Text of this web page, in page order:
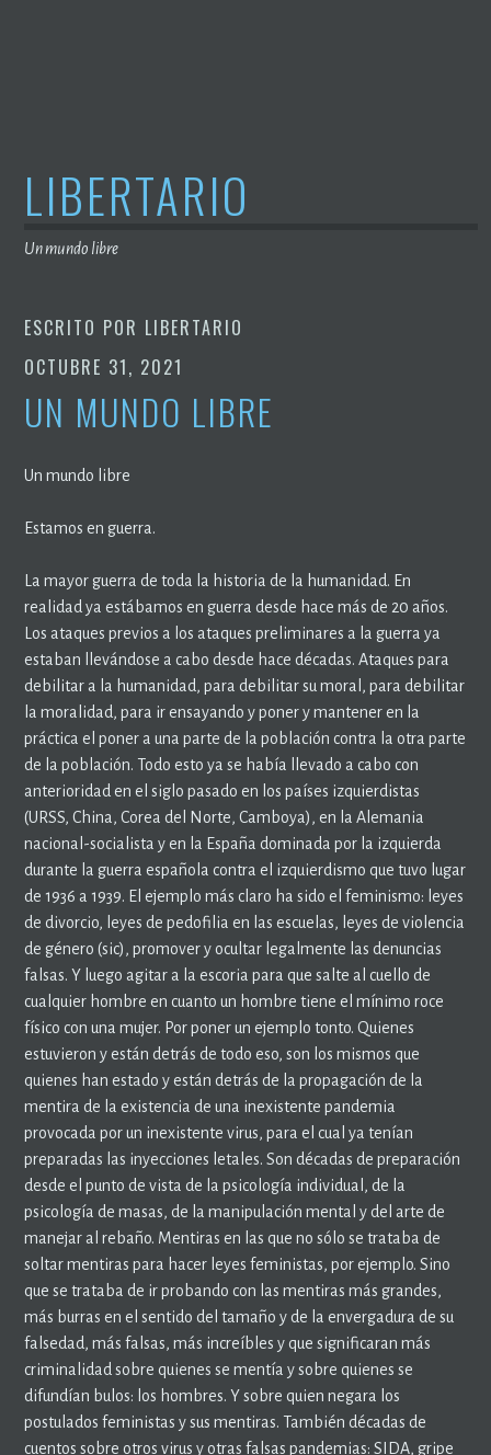
LIBERTARIO
Un mundo libre
ESCRITO POR LIBERTARIO
OCTUBRE 31, 2021
UN MUNDO LIBRE
Un mundo libre
Estamos en guerra.
La mayor guerra de toda la historia de la humanidad. En
realidad ya estábamos en guerra desde hace más de 20 años.
Los ataques previos a los ataques preliminares a la guerra ya
estaban llevándose a cabo desde hace décadas. Ataques para
debilitar a la humanidad, para debilitar su moral, para debilitar
la moralidad, para ir ensayando y poner y mantener en la
práctica el poner a una parte de la población contra la otra parte
de la población. Todo esto ya se había llevado a cabo con
anterioridad en el siglo pasado en los países izquierdistas
(URSS, China, Corea del Norte, Camboya), en la Alemania
nacional-socialista y en la España dominada por la izquierda
durante la guerra española contra el izquierdismo que tuvo lugar
de 1936 a 1939. El ejemplo más claro ha sido el feminismo: leyes
de divorcio, leyes de pedofilia en las escuelas, leyes de violencia
de género (sic), promover y ocultar legalmente las denuncias
falsas. Y luego agitar a la escoria para que salte al cuello de
cualquier hombre en cuanto un hombre tiene el mínimo roce
físico con una mujer. Por poner un ejemplo tonto. Quienes
estuvieron y están detrás de todo eso, son los mismos que
quienes han estado y están detrás de la propagación de la
mentira de la existencia de una inexistente pandemia
provocada por un inexistente virus, para el cual ya tenían
preparadas las inyecciones letales. Son décadas de preparación
desde el punto de vista de la psicología individual, de la
psicología de masas, de la manipulación mental y del arte de
manejar al rebaño. Mentiras en las que no sólo se trataba de
soltar mentiras para hacer leyes feministas, por ejemplo. Sino
que se trataba de ir probando con las mentiras más grandes,
más burras en el sentido del tamaño y de la envergadura de su
falsedad, más falsas, más increíbles y que significaran más
criminalidad sobre quienes se mentía y sobre quienes se
difundían bulos: los hombres. Y sobre quien negara los
postulados feministas y sus mentiras. También décadas de
cuentos sobre otros virus y otras falsas pandemias: SIDA, gripe